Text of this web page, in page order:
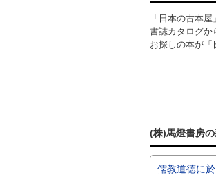
「日本の古本
書誌カタログか
お探しの本が「
(株)馬燈書房
儒教道徳に